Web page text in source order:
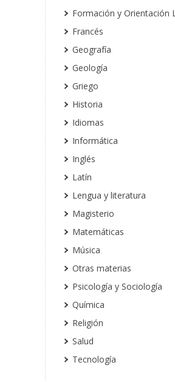
Formación y Orientación
Francés
Geografía
Geología
Griego
Historia
Idiomas
Informática
Inglés
Latín
Lengua y literatura
Magisterio
Matemáticas
Música
Otras materias
Psicología y Sociología
Química
Religión
Salud
Tecnología